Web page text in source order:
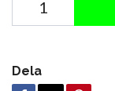
Dela